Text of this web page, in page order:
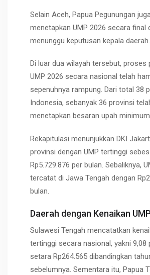
Selain Aceh, Papua Pegunungan
menetapkan UMP 2026 secara final
menunggu keputusan kepala daerah.
Di luar dua wilayah tersebut, proses
UMP 2026 secara nasional telah
sepenuhnya rampung. Dari total 38
Indonesia, sebanyak 36 provinsi
menetapkan besaran upah
Rekapitulasi menunjukkan DKI
provinsi dengan UMP tertinggi
Rp5.729.876 per bulan. Sebaliknya,
tercatat di Jawa Tengah dengan
bulan.
Daerah dengan Kenaikan
Sulawesi Tengah mencatatkan
tertinggi secara nasional, yakni 9,08
setara Rp264.565 dibandingkan
sebelumnya. Sementara itu, Papua